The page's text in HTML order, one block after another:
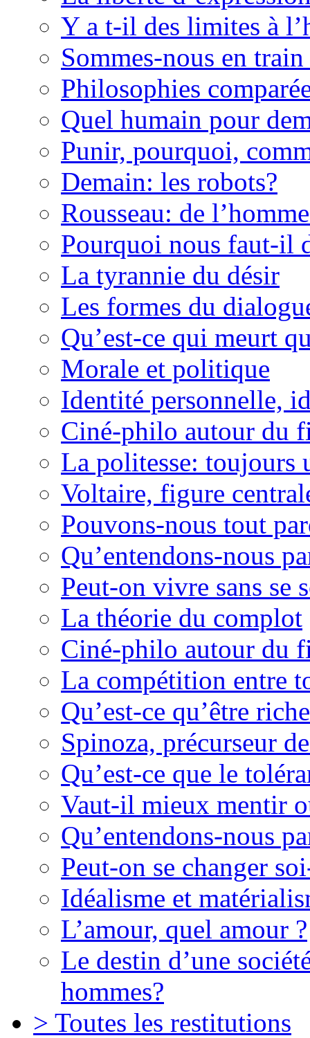
Y a t-il des limites à
Sommes-nous en
Philosophies
Quel humain pour
Punir, pourquoi,
Demain: les robots?
Rousseau: de
Pourquoi nous faut-il
La tyrannie du désir
Les formes du
Qu’est-ce qui meurt
Morale et politique
Identité personnelle,
Ciné-philo autour du
La politesse: toujours
Voltaire, figure
Pouvons-nous tout
Qu’entendons-nous
Peut-on vivre sans se
La théorie du complot
Ciné-philo autour du
La compétition entre
Qu’est-ce qu’être
Spinoza, précurseur
Qu’est-ce que le
Vaut-il mieux mentir
Qu’entendons-nous
Peut-on se changer
Idéalisme et
L’amour, quel amour ?
Le destin d’une
hommes?
> Toutes les restitutions